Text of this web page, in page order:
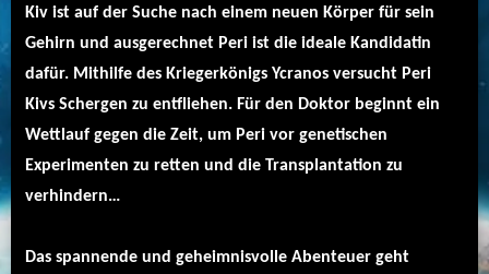
Kiv ist auf der Suche nach einem neuen Körper für sein
Gehirn und ausgerechnet Peri ist die ideale Kandidatin
dafür. Mithilfe des Kriegerkönigs Ycranos versucht Peri
Kivs Schergen zu entfliehen. Für den Doktor beginnt ein
Wettlauf gegen die Zeit, um Peri vor genetischen
Experimenten zu retten und die Transplantation zu
verhindern…
Das spannende und geheimnisvolle Abenteuer geht